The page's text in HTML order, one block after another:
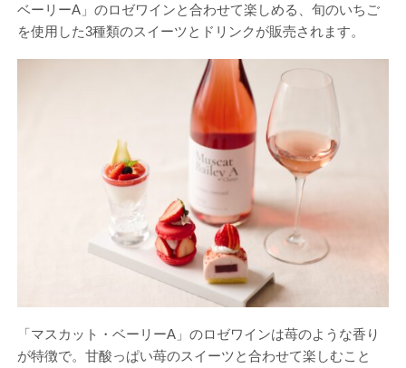
ベーリーA」のロゼワインと合わせて楽しめる、旬のいちご
を使用した3種類のスイーツとドリンクが販売されます。
「マスカット・ベーリーA」のロゼワインは苺のような香り
が特徴で。甘酸っぱい苺のスイーツと合わせて楽しむこと